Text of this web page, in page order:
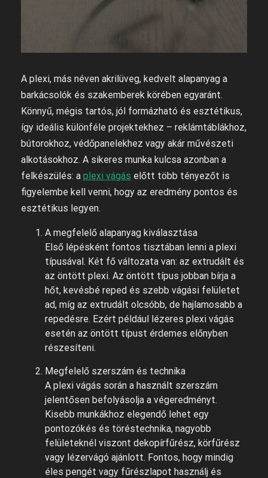
A plexi, más néven akrilüveg, kedvelt alapanyag a
barkácsolók és szakemberek körében egyaránt.
Könnyű, mégis tartós, jól formázható és esztétikus,
így ideális különféle projektekhez – reklámtáblákhoz,
bútorokhoz, védőpanelekhez vagy akár művészeti
alkotásokhoz. A sikeres munka kulcsa azonban a
felkészülés: a plexi vágás előtt több tényezőt is
figyelembe kell venni, hogy az eredmény pontos és
esztétikus legyen.
A megfelelő alapanyag kiválasztása
Első lépésként fontos tisztában lenni a plexi
típusával. Két fő változata van: az extrudált és
az öntött plexi. Az öntött típus jobban bírja a
hőt, kevésbé reped és szebb vágási felületet
ad, míg az extrudált olcsóbb, de hajlamosabb a
repedésre. Ezért például lézeres plexi vágás
esetén az öntött típust érdemes előnyben
részesíteni.
Megfelelő szerszám és technika
A plexi vágás során a használt szerszám
jelentősen befolyásolja a végeredményt.
Kisebb munkákhoz elegendő lehet egy
pontozókés és töréstechnika, nagyobb
felületeknél viszont dekopírfűrész, körfűrész
vagy lézervágó ajánlott. Fontos, hogy mindig
éles pengét vagy fűrészlapot használj és